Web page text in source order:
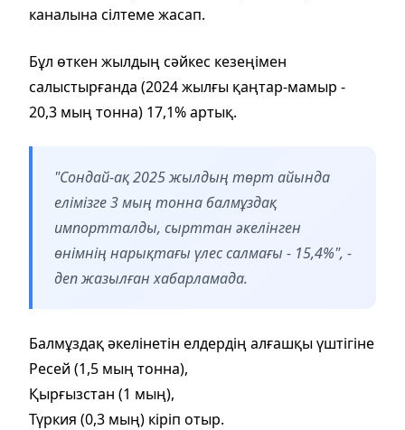
каналына сілтеме жасап.
Бұл өткен жылдың сәйкес кезеңімен
салыстырғанда (2024 жылғы қаңтар-мамыр -
20,3 мың тонна) 17,1% артық.
"Сондай-ақ 2025 жылдың төрт айында
елімізге 3 мың тонна балмұздақ
импортталды, сырттан әкелінген
өнімнің нарықтағы үлес салмағы - 15,4%", -
деп жазылған хабарламада.
Балмұздақ әкелінетін елдердің алғашқы үштігіне
Ресей (1,5 мың тонна),
Қырғызстан (1 мың),
Түркия (0,3 мың) кіріп отыр.